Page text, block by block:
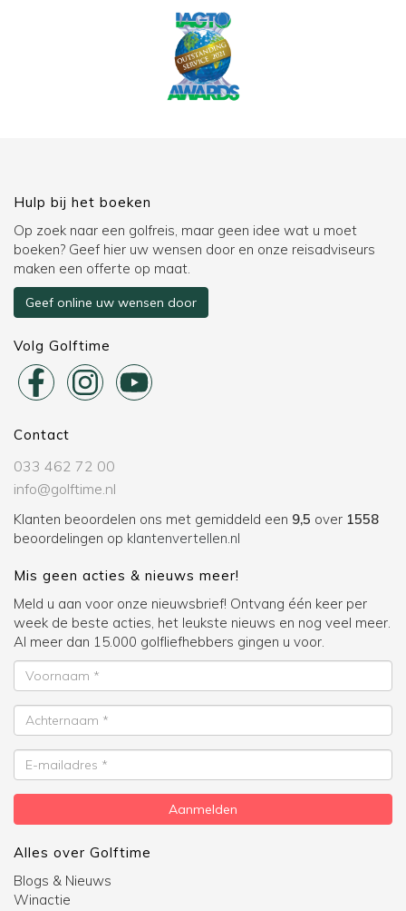
Hulp bij het boeken
Op zoek naar een golfreis, maar geen idee wat u moet
boeken? Geef hier uw wensen door en onze reisadviseurs
maken een offerte op maat.
Geef online uw wensen door
Volg Golftime
Contact
033 462 72 00
info@golftime.nl
Klanten beoordelen ons met gemiddeld een 9,5 over 1558
beoordelingen op klantenvertellen.nl
Mis geen acties & nieuws meer!
Meld u aan voor onze nieuwsbrief! Ontvang één keer per
week de beste acties, het leukste nieuws en nog veel meer.
Al meer dan 15.000 golfliefhebbers gingen u voor.
Voornaam
Achternaam
E-
mailadres
Aanmelden
Alles over Golftime
Blogs & Nieuws
Winactie